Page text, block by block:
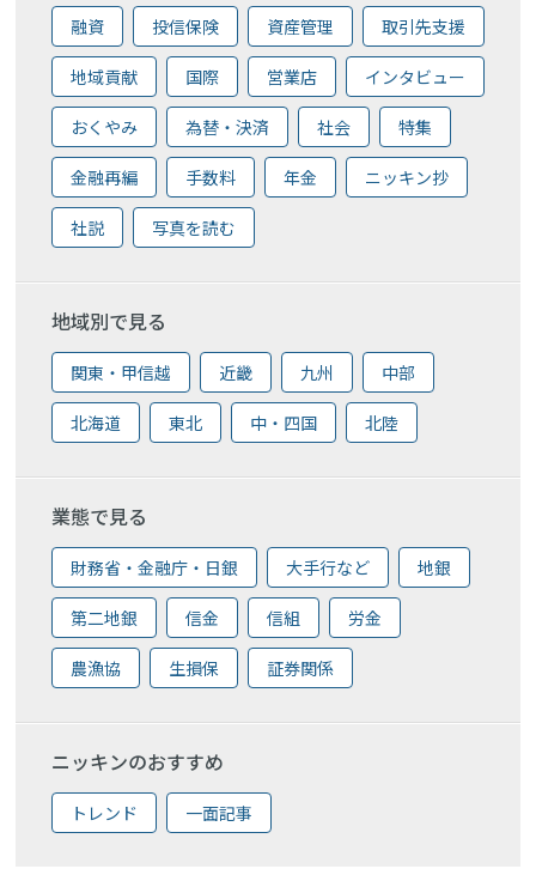
融資 投信保険 資産管理 取引先支援
地域貢献 国際 営業店 インタビュー
おくやみ 為替・決済 社会 特集
金融再編 手数料 年金 ニッキン抄
社説 写真を読む
地域別で見る
関東・甲信越 近畿 九州 中部
北海道 東北 中・四国 北陸
業態で見る
財務省・金融庁・日銀 大手行など 地銀
第二地銀 信金 信組 労金
農漁協 生損保 証券関係
ニッキンのおすすめ
トレンド 一面記事